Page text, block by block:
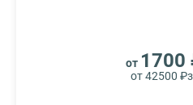
от 1700
от 42500 ₽